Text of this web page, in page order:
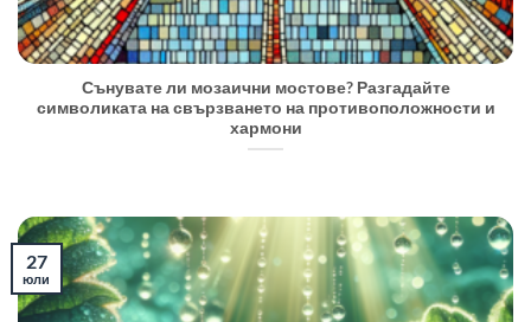
Сънувате ли мозаични мостове? Разгадайте
символиката на свързването на противоположности и
хармони
27
юли